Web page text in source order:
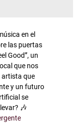
en el
las puertas
Good”, un
que nos
artista que
y un futuro
se
🎶